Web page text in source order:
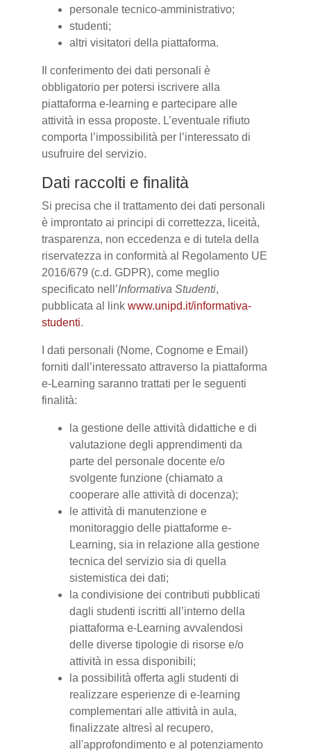
personale tecnico-amministrativo;
studenti;
altri visitatori della piattaforma.
Il conferimento dei dati personali è
obbligatorio per potersi iscrivere alla
piattaforma e-learning e partecipare alle
attività in essa proposte. L’eventuale rifiuto
comporta l’impossibilità per l’interessato di
usufruire del servizio.
Dati raccolti e finalità
Si precisa che il trattamento dei dati personali
è improntato ai principi di correttezza, liceità,
trasparenza, non eccedenza e di tutela della
riservatezza in conformità al Regolamento UE
2016/679 (c.d. GDPR), come meglio
specificato nell’Informativa Studenti,
pubblicata al link www.unipd.it/informativa-
studenti.
I dati personali (Nome, Cognome e Email)
forniti dall’interessato attraverso la piattaforma
e-Learning saranno trattati per le seguenti
finalità:
la gestione delle attività didattiche e di
valutazione degli apprendimenti da
parte del personale docente e/o
svolgente funzione (chiamato a
cooperare alle attività di docenza);
le attività di manutenzione e
monitoraggio delle piattaforme e-
Learning, sia in relazione alla gestione
tecnica del servizio sia di quella
sistemistica dei dati;
la condivisione dei contributi pubblicati
dagli studenti iscritti all’interno della
piattaforma e-Learning avvalendosi
delle diverse tipologie di risorse e/o
attività in essa disponibili;
la possibilità offerta agli studenti di
realizzare esperienze di e-learning
complementari alle attività in aula,
finalizzate altresì al recupero,
all'approfondimento e al potenziamento